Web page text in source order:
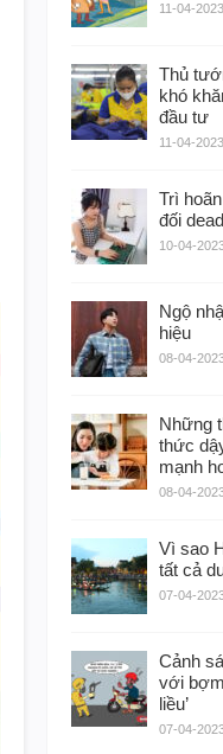
11-04-2023
Thủ
khó
đầu tư
11-04-2023
Trì
đối
10-04-
Ngộ
hiệu
08-04-
Những
thức
mạnh
08-04-
Vì sao
tất cả
07-04-
Cảnh
với
liều’
07-04-